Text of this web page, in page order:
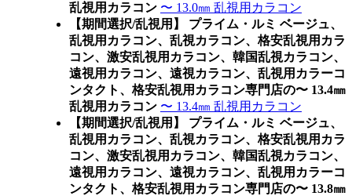
乱視用カラコン 〜 13.0㎜ 乱視用カラコン
【期間選択/乱視用】 プライム・ルミ ベージュ、
乱視用カラコン、乱視カラコン、格安乱視用カラ
コン、激安乱視用カラコン、韓国乱視カラコン、
遠視用カラコン、遠視カラコン、乱視用カラーコ
ンタクト、格安乱視用カラコン専門店の〜 13.4㎜
乱視用カラコン 〜 13.4㎜ 乱視用カラコン
【期間選択/乱視用】 プライム・ルミ ベージュ、
乱視用カラコン、乱視カラコン、格安乱視用カラ
コン、激安乱視用カラコン、韓国乱視カラコン、
遠視用カラコン、遠視カラコン、乱視用カラーコ
ンタクト、格安乱視用カラコン専門店の〜 13.8㎜